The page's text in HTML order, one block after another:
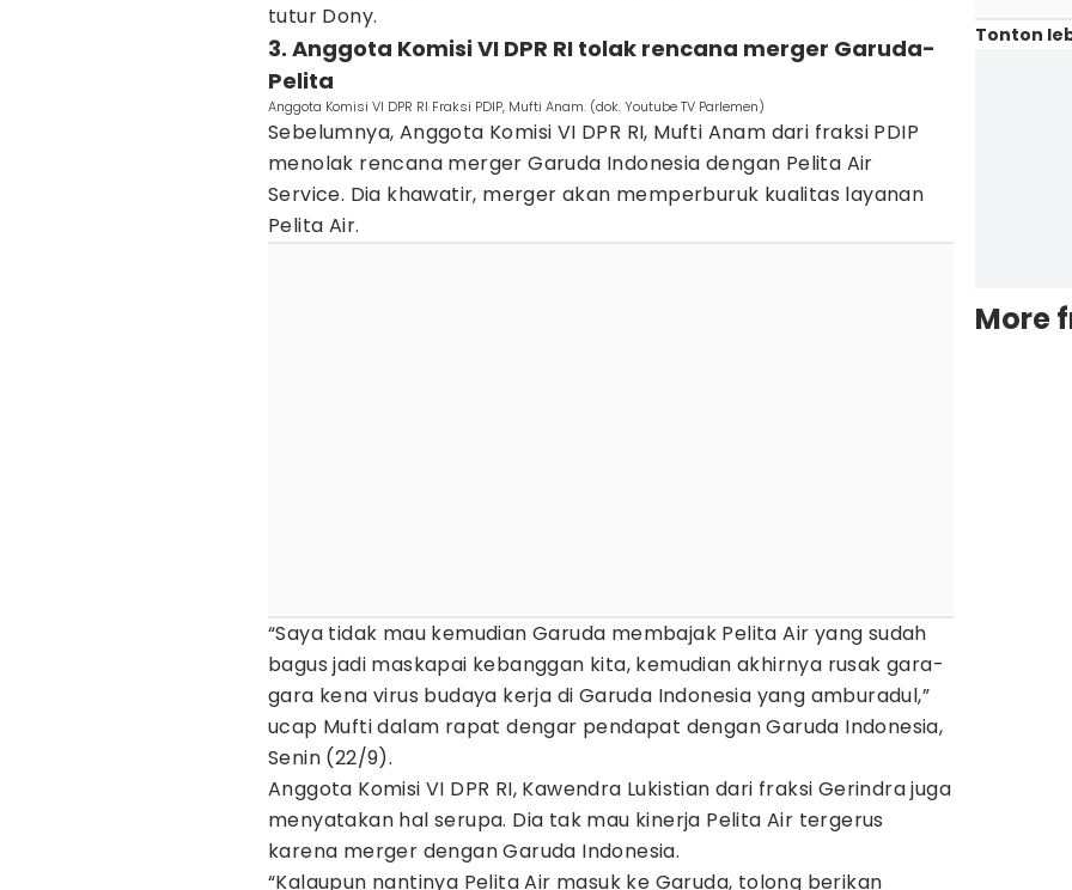
tutur Dony.
3. Anggota Komisi VI DPR RI tolak rencana merger Garuda-
Pelita
Anggota Komisi VI DPR RI Fraksi PDIP, Mufti Anam. (dok. Youtube TV Parlemen)
Sebelumnya, Anggota Komisi VI DPR RI, Mufti Anam dari fraksi PDIP
menolak rencana merger Garuda Indonesia dengan Pelita Air
Service. Dia khawatir, merger akan memperburuk kualitas layanan
Pelita Air.
“Saya tidak mau kemudian Garuda membajak Pelita Air yang sudah
bagus jadi maskapai kebanggan kita, kemudian akhirnya rusak gara-
gara kena virus budaya kerja di Garuda Indonesia yang amburadul,”
ucap Mufti dalam rapat dengar pendapat dengan Garuda Indonesia,
Senin (22/9).
Anggota Komisi VI DPR RI, Kawendra Lukistian dari fraksi Gerindra juga
menyatakan hal serupa. Dia tak mau kinerja Pelita Air tergerus
karena merger dengan Garuda Indonesia.
“Kalaupun nantinya Pelita Air masuk ke Garuda, tolong berikan
Tonton
More